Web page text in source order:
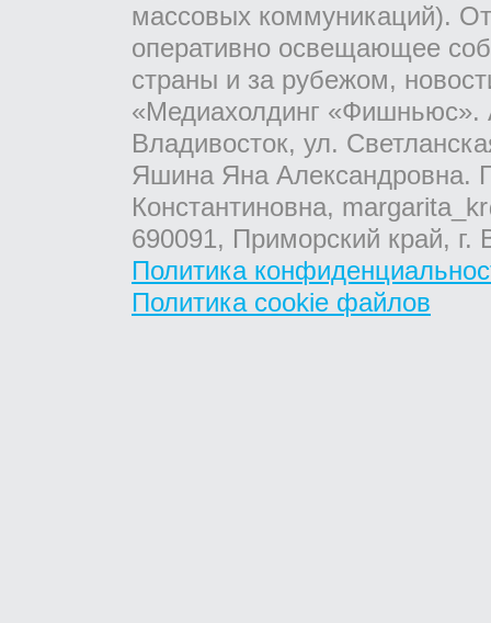
массовых коммуникаций).
оперативно освещающее
страны и за рубежом,
«Медиахолдинг «Фишньюс».
Владивосток, ул.
Яшина Яна Александровна.
Константиновна,
690091, Приморский край,
Политика
Политика cookie файлов